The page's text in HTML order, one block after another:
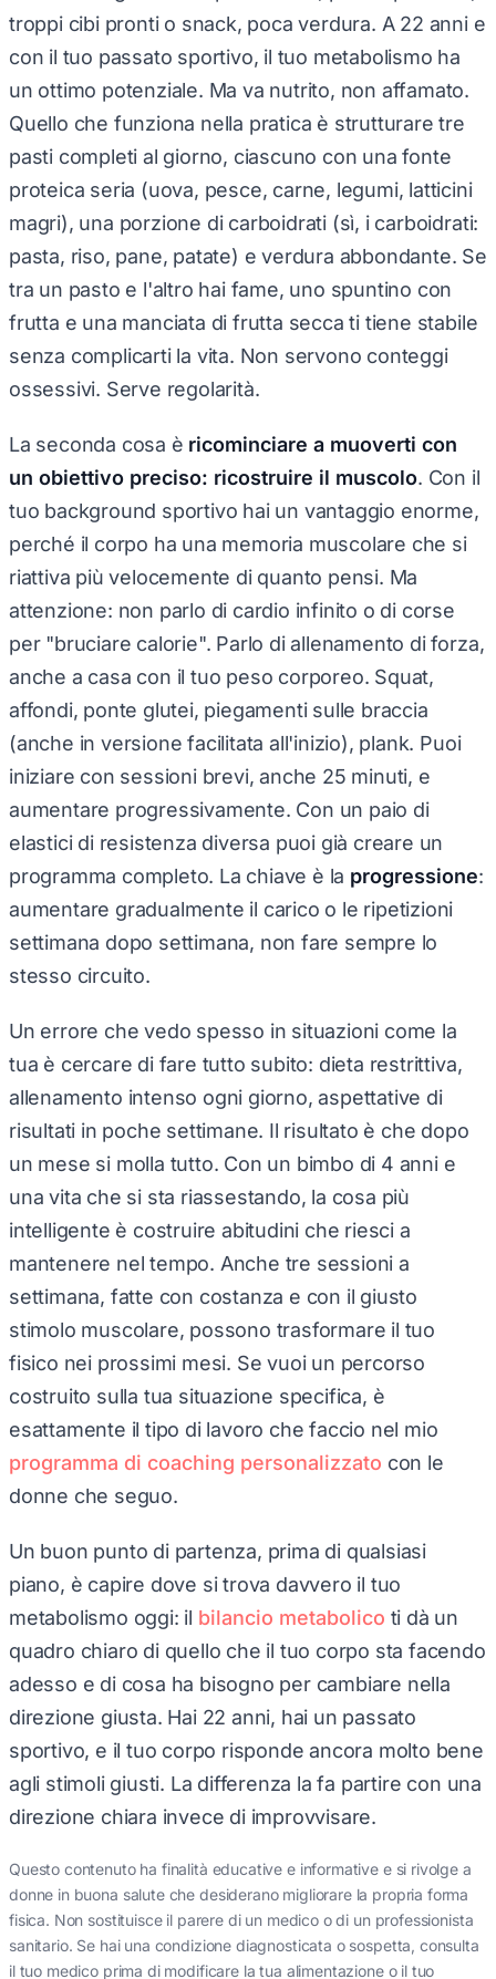
troppi cibi pronti o snack, poca verdura. A 22 anni e
con il tuo passato sportivo, il tuo metabolismo ha
un ottimo potenziale. Ma va nutrito, non affamato.
Quello che funziona nella pratica è strutturare tre
pasti completi al giorno, ciascuno con una fonte
proteica seria (uova, pesce, carne, legumi, latticini
magri), una porzione di carboidrati (sì, i carboidrati:
pasta, riso, pane, patate) e verdura abbondante. Se
tra un pasto e l'altro hai fame, uno spuntino con
frutta e una manciata di frutta secca ti tiene stabile
senza complicarti la vita. Non servono conteggi
ossessivi. Serve regolarità.
La seconda cosa è ricominciare a muoverti con
un obiettivo preciso: ricostruire il muscolo . Con il
tuo background sportivo hai un vantaggio enorme,
perché il corpo ha una memoria muscolare che si
riattiva più velocemente di quanto pensi. Ma
attenzione: non parlo di cardio infinito o di corse
per "bruciare calorie". Parlo di allenamento di forza,
anche a casa con il tuo peso corporeo. Squat,
affondi, ponte glutei, piegamenti sulle braccia
(anche in versione facilitata all'inizio), plank. Puoi
iniziare con sessioni brevi, anche 25 minuti, e
aumentare progressivamente. Con un paio di
elastici di resistenza diversa puoi già creare un
programma completo. La chiave è la progressione:
aumentare gradualmente il carico o le ripetizioni
settimana dopo settimana, non fare sempre lo
stesso circuito.
Un errore che vedo spesso in situazioni come la
tua è cercare di fare tutto subito: dieta restrittiva,
allenamento intenso ogni giorno, aspettative di
risultati in poche settimane. Il risultato è che dopo
un mese si molla tutto. Con un bimbo di 4 anni e
una vita che si sta riassestando, la cosa più
intelligente è costruire abitudini che riesci a
mantenere nel tempo. Anche tre sessioni a
settimana, fatte con costanza e con il giusto
stimolo muscolare, possono trasformare il tuo
fisico nei prossimi mesi. Se vuoi un percorso
costruito sulla tua situazione specifica, è
esattamente il tipo di lavoro che faccio nel mio
programma di coaching personalizzato con le
donne che seguo.
Un buon punto di partenza, prima di qualsiasi
piano, è capire dove si trova davvero il tuo
metabolismo oggi: il bilancio metabolico ti dà un
quadro chiaro di quello che il tuo corpo sta facendo
adesso e di cosa ha bisogno per cambiare nella
direzione giusta. Hai 22 anni, hai un passato
sportivo, e il tuo corpo risponde ancora molto bene
agli stimoli giusti. La differenza la fa partire con una
direzione chiara invece di improvvisare.
Questo contenuto ha finalità educative e informative e si rivolge a
donne in buona salute che desiderano migliorare la propria forma
fisica. Non sostituisce il parere di un medico o di un professionista
sanitario. Se hai una condizione diagnosticata o sospetta, consulta
il tuo medico prima di modificare la tua alimentazione o il tuo